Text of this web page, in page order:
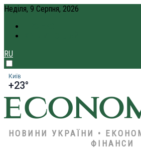
Неділя, 9 Серпня, 2026
RU
Київ
+23°
НОВИНИ УКРАЇНИ •
ФІНАНСИ